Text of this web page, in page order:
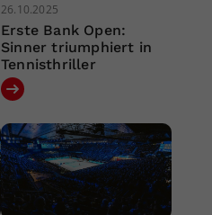
26.10.2025
Erste Bank Open:
Sinner triumphiert in
Tennisthriller